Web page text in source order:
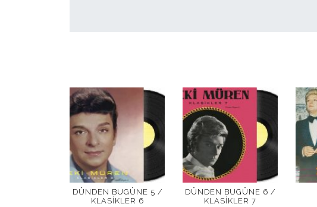
DÜNDEN BUGÜNE 5 /
KLASIKLER 6
DÜNDEN BUGÜNE 6 /
KLASIKLER 7